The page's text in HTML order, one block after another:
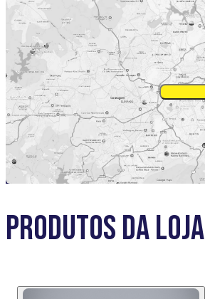
PRODUTOS DA LOJA